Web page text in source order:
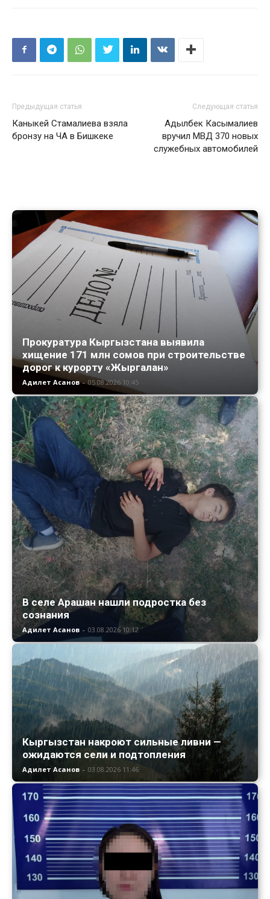
Предыдущая статья
Каныкей Стамалиева взяла
бронзу на ЧА в Бишкеке
Следующая статья
Адылбек Касымалиев
вручил МВД 370 новых
служебных автомобилей
Прокуратура Кыргызстана выявила
хищение 171 млн сомов при строительстве
дорог к курорту «Жыргалан»
Адилет Асанов - 05.08.2026 10:45
В селе Арашан нашли подростка без
сознания
Адилет Асанов - 03.08.2026 10:12
Кыргызстан накроют сильные ливни —
ожидаются сели и подтопления
Адилет Асанов - 03.08.2026 11:46